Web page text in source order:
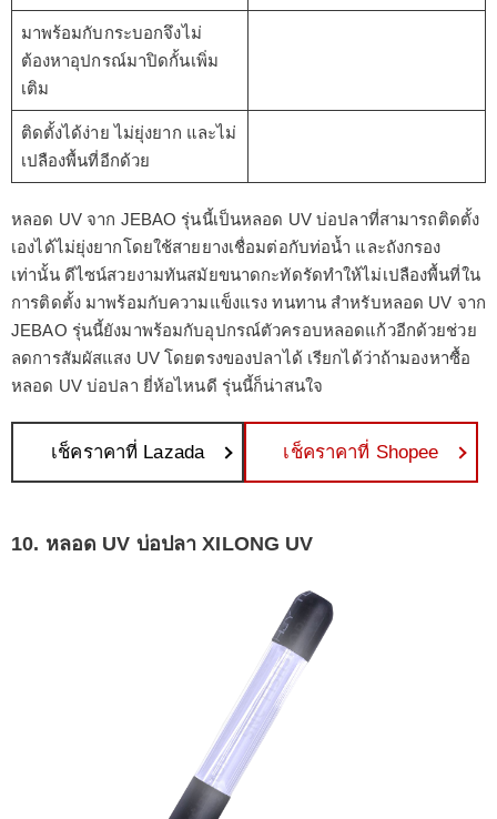
มาพร้อมกับกระบอกจึงไม่
ต้องหาอุปกรณ์มาปิดกั้นเพิ่ม
เติม
ติดตั้งได้ง่าย ไม่ยุ่งยาก และไม่
เปลืองพื้นที่อีกด้วย
หลอด UV จาก JEBAO รุ่นนี้เป็นหลอด UV บ่อปลาที่สามารถติดตั้ง
เองได้ไม่ยุ่งยากโดยใช้สายยางเชื่อมต่อกับท่อน้ำ และถังกรอง
เท่านั้น ดีไซน์สวยงามทันสมัยขนาดกะทัดรัดทำให้ไม่เปลืองพื้นที่ใน
การติดตั้ง มาพร้อมกับความแข็งแรง ทนทาน สำหรับหลอด UV จาก
JEBAO รุ่นนี้ยังมาพร้อมกับอุปกรณ์ตัวครอบหลอดแก้วอีกด้วยช่วย
ลดการสัมผัสแสง UV โดยตรงของปลาได้ เรียกได้ว่าถ้ามองหาซื้อ
หลอด UV บ่อปลา ยี่ห้อไหนดี รุ่นนี้ก็น่าสนใจ
เช็คราคาที่ Lazada เช็คราคาที่ Shopee
10. หลอด UV บ่อปลา XILONG UV